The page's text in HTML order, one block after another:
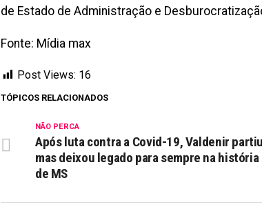
de Estado de Administração e
Fonte: Mídia max
Post Views: 16
TÓPICOS RELACIONADOS
NÃO PERCA
Após luta contra a Covid-19, Valdenir
mas deixou legado para sempre na história
de MS